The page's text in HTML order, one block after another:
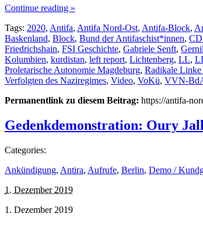
Continue reading »
Tags: 2020, Antifa, Antifa Nord-Ost, Antifa-Block,
Baskenland, Block, Bund der Antifaschist*innen,
Friedrichshain, FSI Geschichte, Gabriele Senft,
Kolumbien, kurdistan, left report, Lichtenberg, LL,
Proletarische Autonomie Magdeburg, Radikale
Verfolgten des Naziregimes, Video, VoKü, VVN-
Permanentlink zu diesem Beitrag: https://antifa-
Gedenkdemonstration: Oury
Categories:
Ankündigung, Antira, Aufrufe, Berlin, Demo /
1. Dezember 2019
1. Dezember 2019